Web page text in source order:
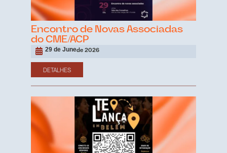
Encontro de Novas Associadas
do CME/ACP
29 de Junede 2026
DETALHES